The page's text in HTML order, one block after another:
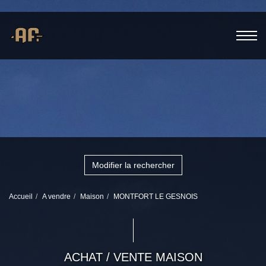
Modifier la rechercher
Accueil A vendre Maison MONTFORT LE GESNOIS
ACHAT / VENTE MAISON